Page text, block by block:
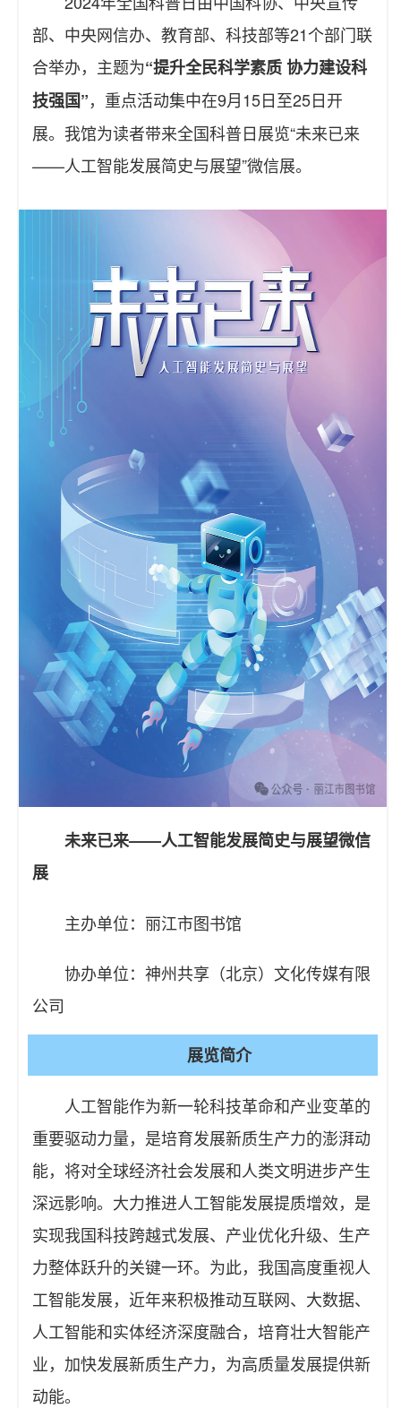
部、中央网信办、教育部、科技部等21个部门联
合举办，主题为“提升全民科学素质 协力建设科
技强国”，重点活动集中在9月15日至25日开
展。我馆为读者带来全国科普日展览“未来已来
——人工智能发展简史与展望”微信展。
未来已来——人工智能发展简史与展望微信
展
主办单位：丽江市图书馆
协办单位：神州共享（北京）文化传媒有限
公司
展览简介
人工智能作为新一轮科技革命和产业变革的
重要驱动力量，是培育发展新质生产力的澎湃动
能，将对全球经济社会发展和人类文明进步产生
深远影响。大力推进人工智能发展提质增效，是
实现我国科技跨越式发展、产业优化升级、生产
力整体跃升的关键一环。为此，我国高度重视人
工智能发展，近年来积极推动互联网、大数据、
人工智能和实体经济深度融合，培育壮大智能产
业，加快发展新质生产力，为高质量发展提供新
动能。